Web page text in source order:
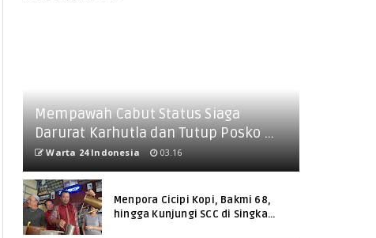
Mempawah Cabut Status Siaga
Darurat Karhutla dan Tutup Posko ...
Warta 24 Indonesia 03.16
Menpora Cicipi Kopi, Bakmi 68,
hingga Kunjungi SCC di Singka...